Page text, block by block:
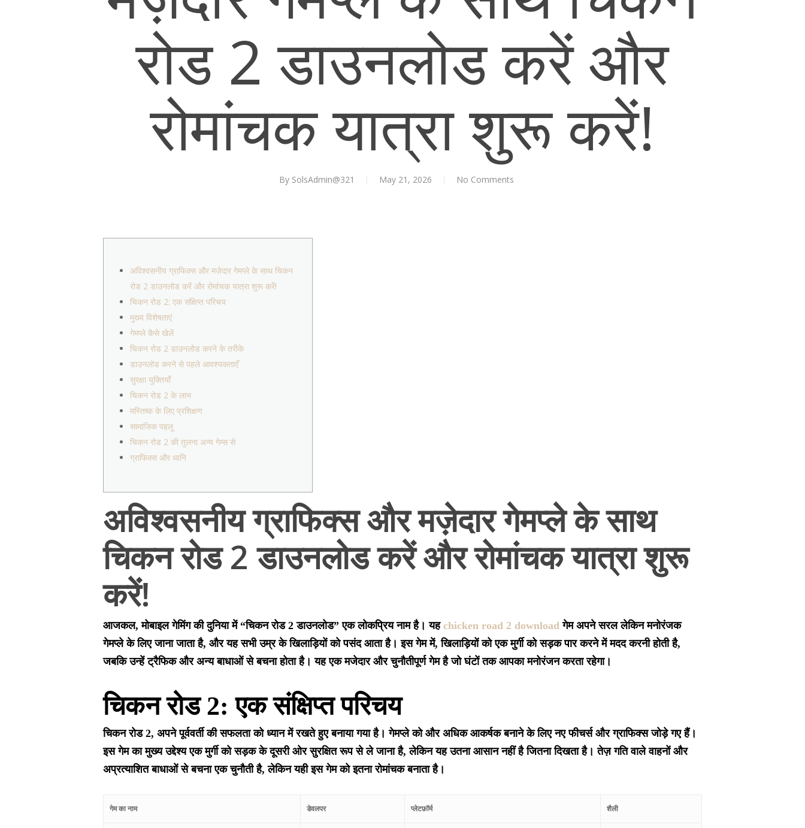
Hit enter to search or ESC to close
रोड 2 डाउनलोड करें और
रोमांचक यात्रा शुरू करें!
By SolsAdmin@321 May 21, 2026 No Comments
अविश्वसनीय ग्राफिक्स और मज़ेदार गेमप्ले के साथ चिकन
रोड 2 डाउनलोड करें और रोमांचक यात्रा शुरू करें!
चिकन रोड 2: एक संक्षिप्त परिचय
मुख्य विशेषताएं
गेमप्ले कैसे खेलें
चिकन रोड 2 डाउनलोड करने के तरीके
डाउनलोड करने से पहले आवश्यकताएँ
सुरक्षा युक्तियाँ
चिकन रोड 2 के लाभ
मस्तिष्क के लिए प्रशिक्षण
सामाजिक पहलू
चिकन रोड 2 की तुलना अन्य गेम्स से
ग्राफिक्स और ध्वनि
अविश्वसनीय ग्राफिक्स और मज़ेदार गेमप्ले के साथ
चिकन रोड 2 डाउनलोड करें और रोमांचक यात्रा शुरू
करें!
आजकल, मोबाइल गेमिंग की दुनिया में “चिकन रोड 2 डाउनलोड” एक लोकप्रिय नाम है। यह chicken road 2 download गेम अपने सरल लेकिन मनोरंजक
गेमप्ले के लिए जाना जाता है, और यह सभी उम्र के खिलाड़ियों को पसंद आता है। इस गेम में, खिलाड़ियों को एक मुर्गी को सड़क पार करने में मदद करनी होती है,
जबकि उन्हें ट्रैफिक और अन्य बाधाओं से बचना होता है। यह एक मजेदार और चुनौतीपूर्ण गेम है जो घंटों तक आपका मनोरंजन करता रहेगा।
चिकन रोड 2: एक संक्षिप्त परिचय
चिकन रोड 2, अपने पूर्ववर्ती की सफलता को ध्यान में रखते हुए बनाया गया है। गेमप्ले को और अधिक आकर्षक बनाने के लिए नए फीचर्स और ग्राफिक्स जोड़े गए हैं।
इस गेम का मुख्य उद्देश्य एक मुर्गी को सड़क के दूसरी ओर सुरक्षित रूप से ले जाना है, लेकिन यह उतना आसान नहीं है जितना दिखता है। तेज़ गति वाले वाहनों और
अप्रत्याशित बाधाओं से बचना एक चुनौती है, लेकिन यही इस गेम को इतना रोमांचक बनाता है।
गेम का नाम डेवलपर प्लेटफ़ॉर्म शैली